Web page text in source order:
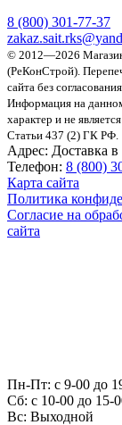
8 (800) 301-77-37
© 2012—2026
(РеКонСтрой).
сайта без
Информация на
характер и не
Статьи 437 (2) ГК РФ.
Адрес: Доставка
Телефон: 8 (800)
Карта сайта
Политика
Согласие на
сайта
Пн-Пт: с 9-00 до
Сб: c 10-00 до 15-
Вс: Выходной